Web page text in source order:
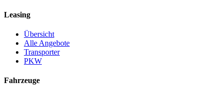
Leasing
Übersicht
Alle Angebote
Transporter
PKW
Fahrzeuge